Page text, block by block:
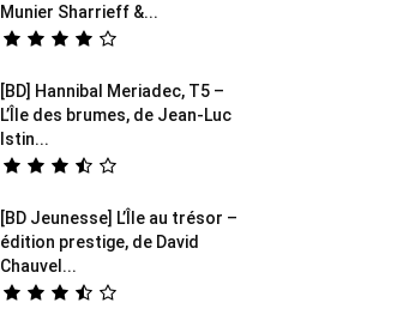
Munier Sharrieff &...
[BD] Hannibal Meriadec, T5 –
L’Île des brumes, de Jean-Luc
Istin...
[BD Jeunesse] L’Île au trésor –
édition prestige, de David
Chauvel...